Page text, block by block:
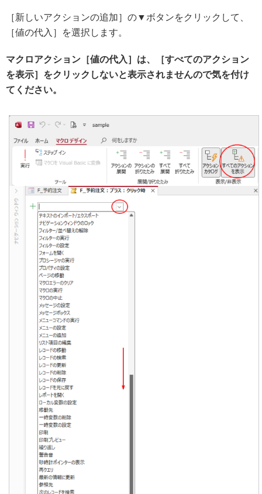
［新しいアクションの追加］の▼ボタンをクリックして、
［値の代入］を選択します。
マクロアクション［値の代入］は、［すべてのアクション
を表示］をクリックしないと表示されませんので気を付け
てください。